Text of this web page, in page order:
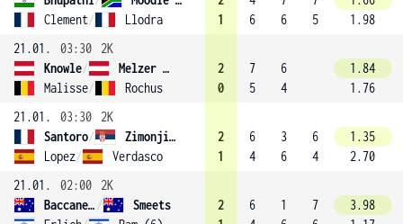
Clement/ Llodra
1
6
6
5
1.98
21.01.
03:30
2K
Knowle/
Melzer (12)
Malisse/ Rochus
2
0
7
5
6
4
1.84
1.76
21.01.
03:30
2K
Santoro/
Zimonjic (5)
Lopez/ Verdasco
2
1
6
4
3
6
6
4
1.35
2.70
21.01.
02:00
2K
Baccanello /
Smeets
2
6
1
7
3.98